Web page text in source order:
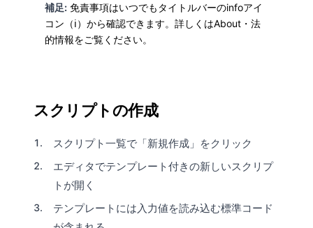
補足: 免責事項はいつでもタイトルバーのinfoアイ
コン（ℹ）から確認できます。詳しくはAbout・法
的情報をご覧ください。
スクリプトの作成
スクリプト一覧で「新規作成」をクリック
エディタでテンプレート付きの新しいスクリプ
トが開く
テンプレートには入力値を読み込む標準コード